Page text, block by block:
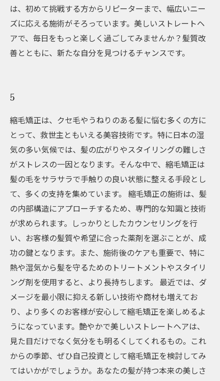
は、初めて挑戦する方からリピーターまで、幅広いニー
ズに応える施術がそろっています。美しいストレートヘ
アで、毎日をもっと楽しく過ごしてみませんか？髪質改
善とともに、新たな自分を見つけるチャンスです。
5
縮毛矯正は、クセ毛やうねりのある髪に悩む多くの方に
とって、救世主ともいえる美容技術です。特に日本の湿
気の多い気候では、髪の広がりやスタイリングの難しさ
がストレスの一因となります。そんな中で、縮毛矯正は
髪の毛をサラサラで手触りの良い状態に整える手段とし
て、多くの支持を集めています。 縮毛矯正の施術は、髪
の内部構造にアプローチするため、専門的な知識と技術
が求められます。しっかりとしたカウンセリングを行
い、お客様の髪質や希望に合った薬剤を選ぶことが、成
功の鍵となります。また、施術後のケアも重要で、特に
熱や湿気から髪を守るためのトリートメントやスタイリ
ング剤を使用すると、より長持ちします。 最近では、ダ
メージを最小限に抑える新しい技術や商材も増えてお
り、より多くのお客様が安心して縮毛矯正を楽しめるよ
うになっています。艶やかで美しいストレートヘアは、
見た目だけでなく気分をも明るくしてくれるもの。これ
からの季節、ぜひ自己投資として縮毛矯正を検討してみ
てはいかがでしょうか。あなたの髪が持つ本来の美しさ